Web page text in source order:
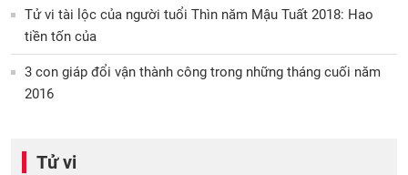
Tử vi tài lộc của người tuổi Thìn năm Mậu Tuất 2018: Hao
tiền tốn của
3 con giáp đổi vận thành công trong những tháng cuối năm
2016
Tử vi